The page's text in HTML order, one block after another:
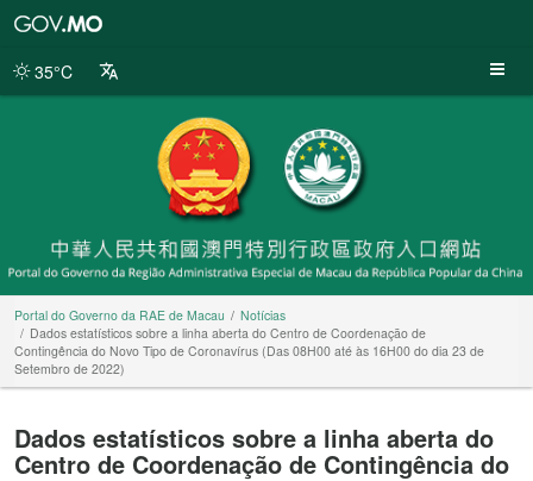
da
35°C
Portal do Governo da RAE de Macau
Notícias
Dados estatísticos sobre a linha aberta do Centro de Coordenação de
Contingência do Novo Tipo de Coronavírus (Das 08H00 até às 16H00 do dia 23 de
Setembro de 2022)
Dados estatísticos sobre a linha aberta do
Centro de Coordenação de Contingência do